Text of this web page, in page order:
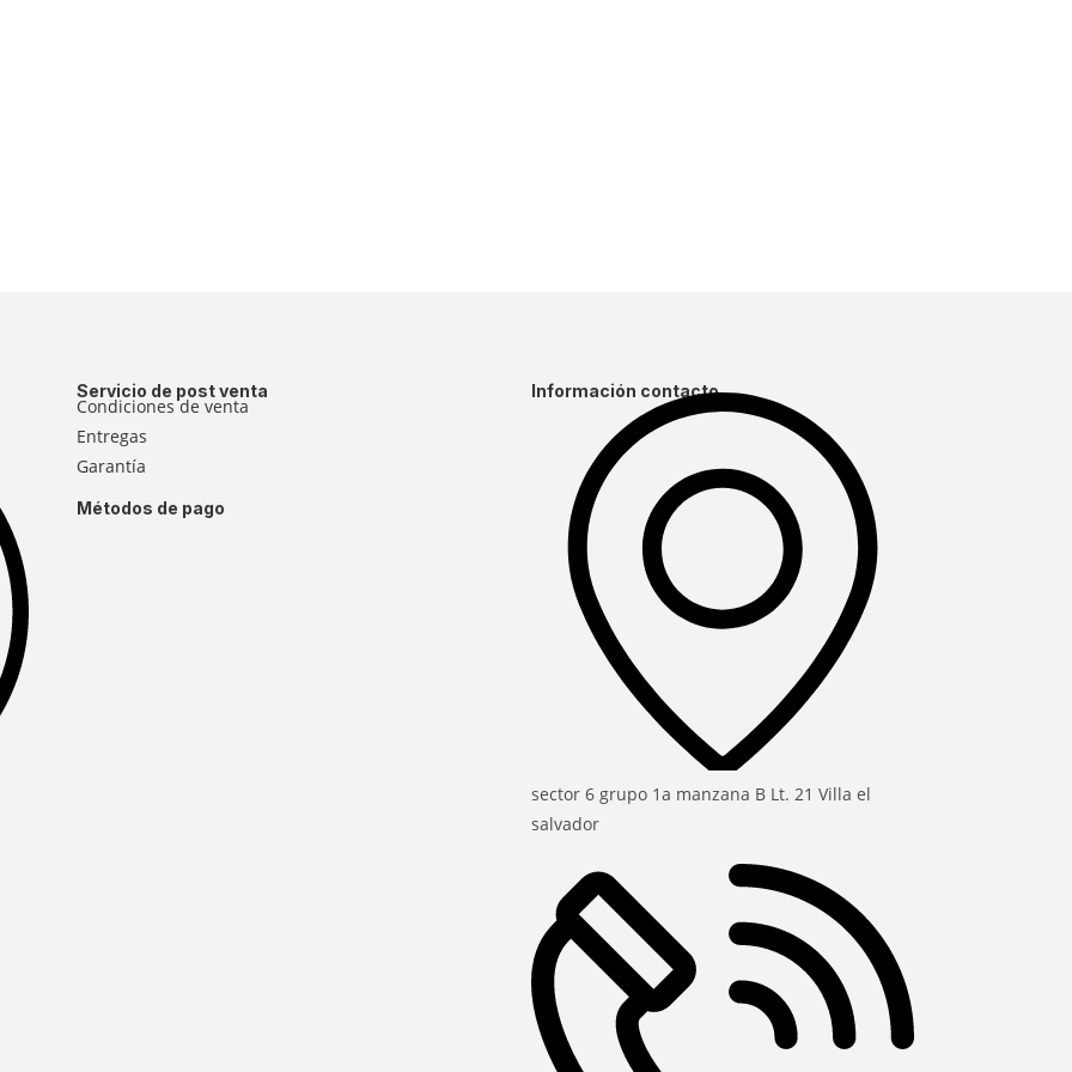
Servicio de post venta
Condiciones de venta
Entregas
Garantía
Métodos de pago
Información contacto
sector 6 grupo 1a manzana B Lt. 21 Villa el
salvador